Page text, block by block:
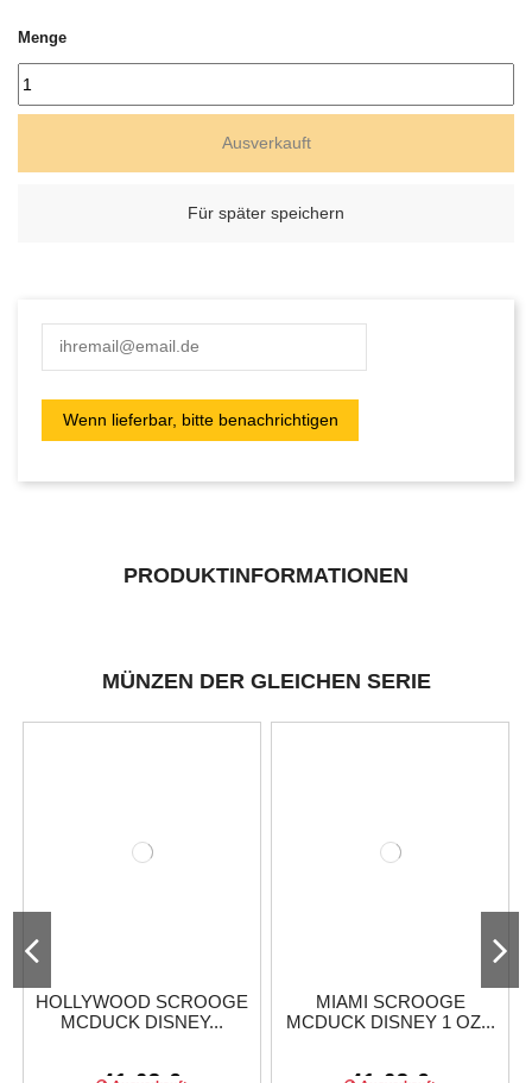
Menge
Ausverkauft
Für später speichern
PRODUKTINFORMATIONEN
MÜNZEN DER GLEICHEN SERIE
HOLLYWOOD SCROOGE
MCDUCK DISNEY...
MIAMI SCROOGE
MCDUCK DISNEY 1 OZ...